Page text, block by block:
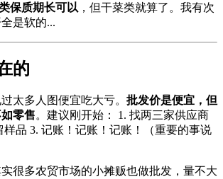
保质期长可以 ，但干菜类就算了。我有次
是软的...
的
太多人图便宜吃大亏。 批发价是便宜，但
零售。建议刚开始： 1. 找两三家供应商
样品 3. 记账！记账！记账！（重要的事说
很多农贸市场的小摊贩也做批发，量不大